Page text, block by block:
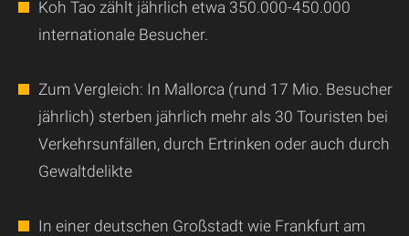
Koh Tao zählt jährlich etwa 350.000-450.000
internationale Besucher.
Zum Vergleich: In Mallorca (rund 17 Mio. Besucher
jährlich) sterben jährlich mehr als 30 Touristen bei
Verkehrsunfällen, durch Ertrinken oder auch durch
Gewaltdelikte
In einer deutschen Großstadt wie Frankfurt am